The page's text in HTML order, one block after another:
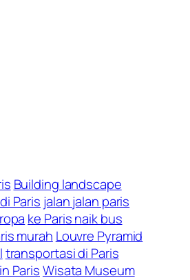
Building landscape
Paris jalan jalan paris
ke Paris naik bus
murah Louvre Pyramid
transportasi di Paris
ParisWisata Museum